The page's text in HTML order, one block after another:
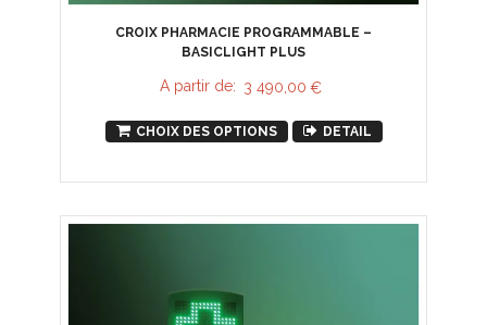
CROIX PHARMACIE PROGRAMMABLE –
BASICLIGHT PLUS
A partir de: 3 490,00 €
CHOIX DES OPTIONS DETAIL